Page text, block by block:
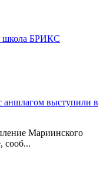
школа БРИКС
аншлагом выступили в
Мариинского
сооб...